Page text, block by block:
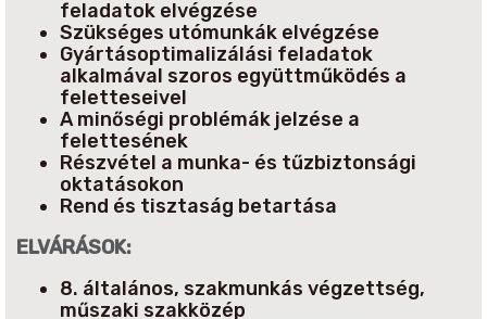
feladatok elvégzése
Szükséges utómunkák elvégzése
Gyártásoptimalizálási feladatok
alkalmával szoros együttműködés a
feletteseivel
A minőségi problémák jelzése a
felettesének
Részvétel a munka- és tűzbiztonsági
oktatásokon
Rend és tisztaság betartása
ELVÁRÁSOK:
8. általános, szakmunkás végzettség,
műszaki szakközép